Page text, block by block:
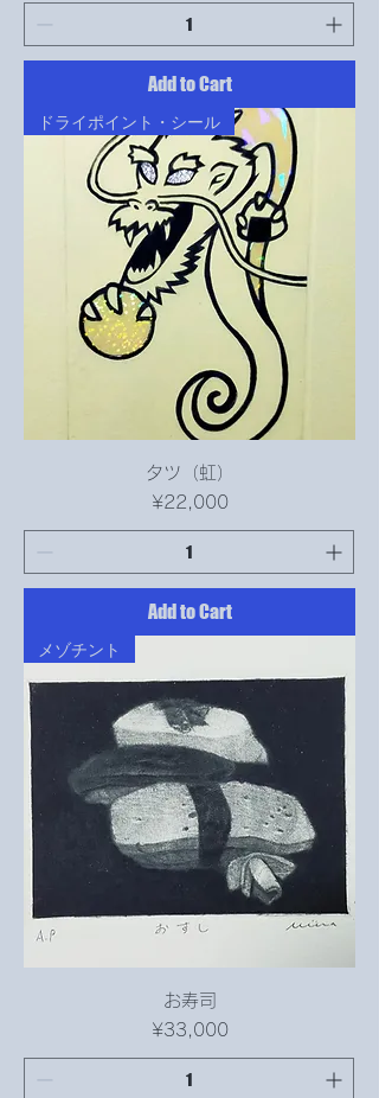
Add to Cart
ドライポイント・シール
タツ（虹）
Price
¥22,000
Add to Cart
メゾチント
お寿司
Price
¥33,000